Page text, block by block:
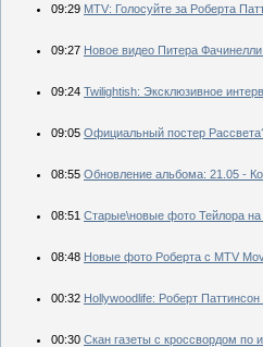
09:29 MTV: Голосуйте за Роберта
09:27 Новое видео Питера
09:24 Twilightish: Эксклюзивное
09:05 Официальный постер
08:55 Обновление альбома: 21.05 -
08:51 Старые\новые фото Тейлора
08:48 Новые фото Роберта с MTV
00:32 Нollywoodlife: Роберт
00:30 Скан газеты с кроссвордом по